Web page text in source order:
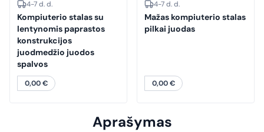
4-7 d. d.
Kompiuterio stalas su
lentynomis paprastos
konstrukcijos
juodmedžio juodos
spalvos
0,00€
4-7 d. d.
Mažas kompiuterio stalas
pilkai juodas
0,00€
Aprašymas